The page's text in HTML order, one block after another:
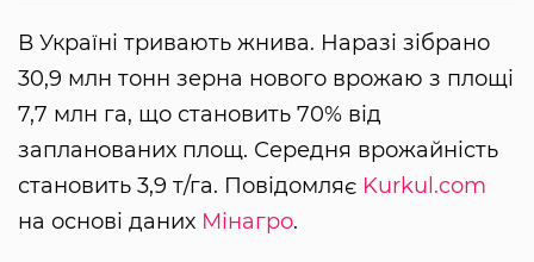
В Україні тривають жнива. Наразі зібрано
30,9 млн тонн зерна нового врожаю з площі
7,7 млн га, що становить 70% від
запланованих площ. Середня врожайність
становить 3,9 т/га. Повідомляє Kurkul.com
на основі даних Мінагро.